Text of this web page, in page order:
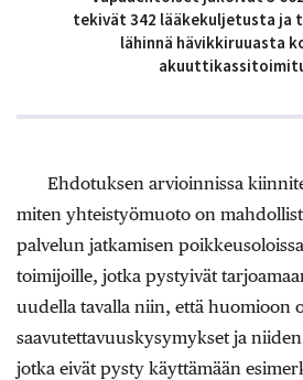
tekivät 342 lääkekuljetusta ja
lähinnä hävikkiruuasta
Ehdotuksen arvioinnissa
miten yhteistyömuoto on
palvelun jatkamisen
toimijoille, jotka pystyivät
uudella tavalla niin, että huomioon
saavutettavuuskysymykset ja
jotka eivät pysty käyttämään